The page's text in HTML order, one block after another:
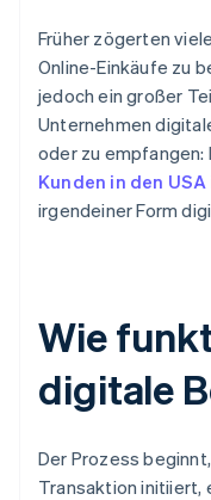
Früher zögerten
Online-Einkäufe zu
jedoch ein großer
Unternehmen
oder zu empfangen:
Kunden in den USA
irgendeiner Form
Wie
digitale
Der Prozess
Transaktion initiiert,